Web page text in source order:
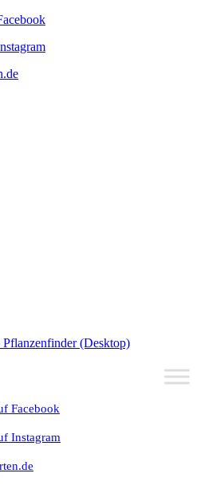
Pflanzenfinder (Desktop)
Facebook
Instagram